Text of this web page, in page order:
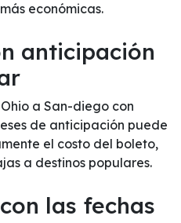
económicas.
anticipación
a San-diego con
de anticipación puede
el costo del boleto,
a destinos populares.
las fechas